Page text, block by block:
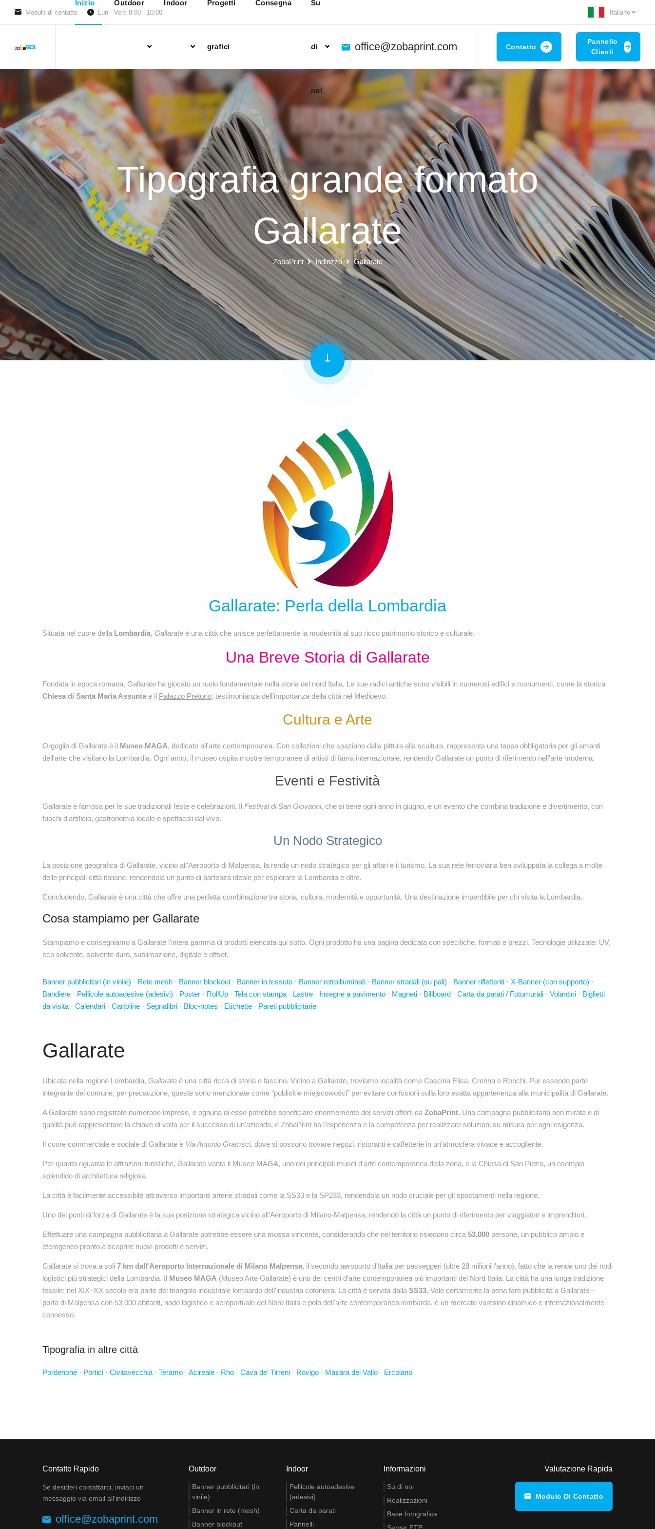
Modulo di contatto Lun - Ven: 8:00 - 16:00 Italiano
Inizio Outdoor Indoor Progetti
grafici
Consegna Su
di
noi
office@zobaprint.com Contatto
Pannello
Clienti
Tipografia grande formato
Gallarate
ZobaPrint Indirizzo Gallarate
Gallarate: Perla della Lombardia
Situata nel cuore della Lombardia, Gallarate è una città che unisce perfettamente la modernità al suo ricco patrimonio storico e culturale.
Una Breve Storia di Gallarate
Fondata in epoca romana, Gallarate ha giocato un ruolo fondamentale nella storia del nord Italia. Le sue radici antiche sono visibili in numerosi edifici e monumenti, come la storica
Chiesa di Santa Maria Assunta e il Palazzo Pretorio, testimonianza dell'importanza della città nel Medioevo.
Cultura e Arte
Orgoglio di Gallarate è il Museo MAGA, dedicato all'arte contemporanea. Con collezioni che spaziano dalla pittura alla scultura, rappresenta una tappa obbligatoria per gli amanti
dell'arte che visitano la Lombardia. Ogni anno, il museo ospita mostre temporanee di artisti di fama internazionale, rendendo Gallarate un punto di riferimento nell'arte moderna.
Eventi e Festività
Gallarate è famosa per le sue tradizionali feste e celebrazioni. Il Festival di San Giovanni, che si tiene ogni anno in giugno, è un evento che combina tradizione e divertimento, con
fuochi d'artificio, gastronomia locale e spettacoli dal vivo.
Un Nodo Strategico
La posizione geografica di Gallarate, vicino all'Aeroporto di Malpensa, la rende un nodo strategico per gli affari e il turismo. La sua rete ferroviaria ben sviluppata la collega a molte
delle principali città italiane, rendendola un punto di partenza ideale per esplorare la Lombardia e oltre.
Concludendo, Gallarate è una città che offre una perfetta combinazione tra storia, cultura, modernità e opportunità. Una destinazione imperdibile per chi visita la Lombardia.
Cosa stampiamo per Gallarate
Stampiamo e consegniamo a Gallarate l'intera gamma di prodotti elencata qui sotto. Ogni prodotto ha una pagina dedicata con specifiche, formati e prezzi. Tecnologie utilizzate: UV,
eco solvente, solvente duro, sublimazione, digitale e offset.
Banner pubblicitari (in vinile) · Rete mesh · Banner blockout · Banner in tessuto · Banner retroilluminati · Banner stradali (su pali) · Banner riflettenti · X-Banner (con supporto) ·
Bandiere · Pellicole autoadesive (adesivi) · Poster · RollUp · Tela con stampa · Lastre · Insegne a pavimento · Magneti · Billboard · Carta da parati / Fotomurali · Volantini · Biglietti
da visita · Calendari · Cartoline · Segnalibri · Bloc-notes · Etichette · Pareti pubblicitarie
Gallarate
Ubicata nella regione Lombardia, Gallarate è una città ricca di storia e fascino. Vicino a Gallarate, troviamo località come Cascina Elisa, Crenna e Ronchi. Pur essendo parte
integrante del comune, per precauzione, queste sono menzionate come "pobliskie miejscowości" per evitare confusioni sulla loro esatta appartenenza alla municipalità di Gallarate.
A Gallarate sono registrate numerose imprese, e ognuna di esse potrebbe beneficiare enormemente dei servizi offerti da ZobaPrint. Una campagna pubblicitaria ben mirata e di
qualità può rappresentare la chiave di volta per il successo di un'azienda, e ZobaPrint ha l'esperienza e la competenza per realizzare soluzioni su misura per ogni esigenza.
Il cuore commerciale e sociale di Gallarate è Via Antonio Gramsci, dove si possono trovare negozi, ristoranti e caffetterie in un'atmosfera vivace e accogliente.
Per quanto riguarda le attrazioni turistiche, Gallarate vanta il Museo MAGA, uno dei principali musei d'arte contemporanea della zona, e la Chiesa di San Pietro, un esempio
splendido di architettura religiosa.
La città è facilmente accessibile attraverso importanti arterie stradali come la SS33 e la SP233, rendendola un nodo cruciale per gli spostamenti nella regione.
Uno dei punti di forza di Gallarate è la sua posizione strategica vicino all'Aeroporto di Milano-Malpensa, rendendo la città un punto di riferimento per viaggiatori e imprenditori.
Effettuare una campagna pubblicitaria a Gallarate potrebbe essere una mossa vincente, considerando che nel territorio risiedono circa 53.000 persone, un pubblico ampio e
eterogeneo pronto a scoprire nuovi prodotti e servizi.
Gallarate si trova a soli 7 km dall'Aeroporto Internazionale di Milano Malpensa, il secondo aeroporto d'Italia per passeggeri (oltre 28 milioni l'anno), fatto che la rende uno dei nodi
logistici più strategici della Lombardia. Il Museo MAGA (Museo Arte Gallarate) è uno dei centri d'arte contemporanea più importanti del Nord Italia. La città ha una lunga tradizione
tessile: nel XIX–XX secolo era parte del triangolo industriale lombardo dell'industria cotoniera. La città è servita dalla SS33. Vale certamente la pena fare pubblicità a Gallarate –
porta di Malpensa con 53 000 abitanti, nodo logistico e aeroportuale del Nord Italia e polo dell'arte contemporanea lombarda, è un mercato varesino dinamico e internazionalmente
connesso.
Tipografia in altre città
Pordenone · Portici · Civitavecchia · Teramo · Acireale · Rho · Cava de' Tirreni · Rovigo · Mazara del Vallo · Ercolano
Contatto Rapido
Se desideri contattarci, inviaci un
messaggio via email all'indirizzo
office@zobaprint.com
Outdoor
Banner pubblicitari (in
vinile)
Banner in rete (mesh)
Banner blockout
Indoor
Pellicole autoadesive
(adesivi)
Carta da parati
Pannelli
Informazioni
Su di noi
Realizzazioni
Base fotografica
Valutazione Rapida
Modulo Di Contatto